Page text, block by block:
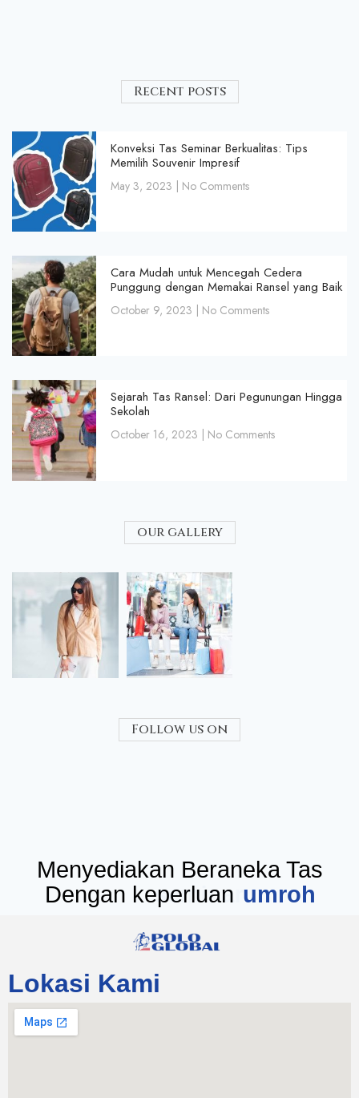
Recent posts
Konveksi Tas Seminar Berkualitas: Tips
Memilih Souvenir Impresif
May 3, 2023 No Comments
Cara Mudah untuk Mencegah Cedera
Punggung dengan Memakai Ransel yang Baik
October 9, 2023 No Comments
Sejarah Tas Ransel: Dari Pegunungan Hingga
Sekolah
October 16, 2023 No Comments
our gallery
Follow us on
Menyediakan Beraneka Tas
Dengan keperluan seminar
Lokasi Kami